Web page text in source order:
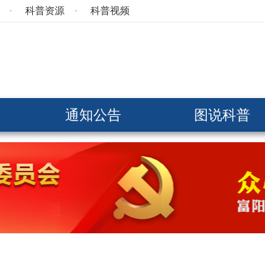
· 科普资源 · 科普视频
通知公告 图说科普